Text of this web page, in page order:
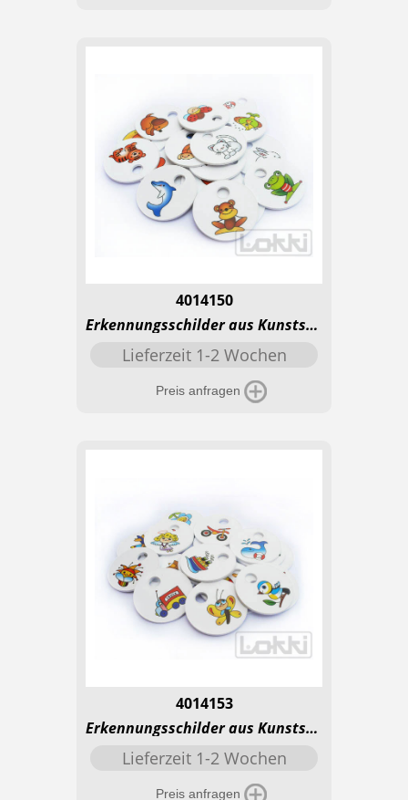
4014150
Erkennungsschilder aus Kunststoff mit Loch - Tiere
Lieferzeit 1-2 Wochen
Preis anfragen
4014153
Erkennungsschilder aus Kunststoff mit Loch - Beliebte Motive
Lieferzeit 1-2 Wochen
Preis anfragen